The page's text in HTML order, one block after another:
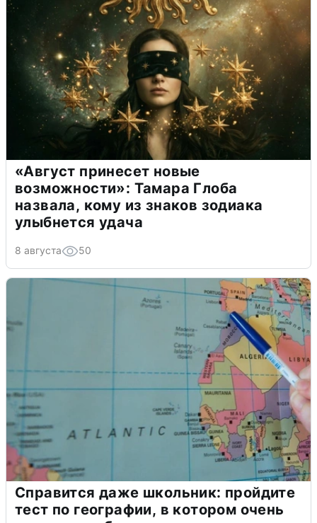
«Август принесет новые
возможности»: Тамара Глоба
назвала, кому из знаков зодиака
улыбнется удача
8 августа 50
Справится даже школьник: пройдите
тест по географии, в котором очень